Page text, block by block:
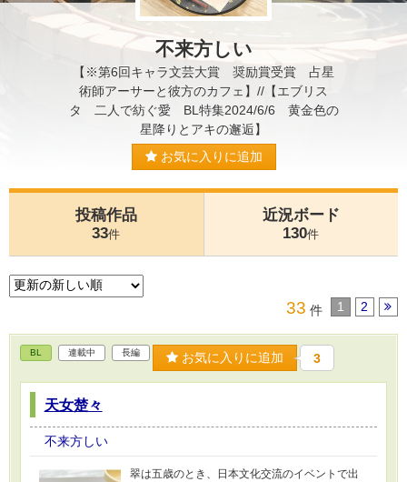
不来方しい
【※第6回キャラ文芸大賞 奨励賞受賞 占星
術師アーサーと彼方のカフェ】//【エブリス
タ 二人で紡ぐ愛 BL特集2024/6/6 黄金色の
星降りとアキの邂逅】
お気に入りに追加
投稿作品
33件
近況ボード
130件
33 件 1 2
BL 連載中 長編 お気に入りに追加 3
天女楚々
不来方しい
翠は五歳のとき、日本文化交流のイベントで出